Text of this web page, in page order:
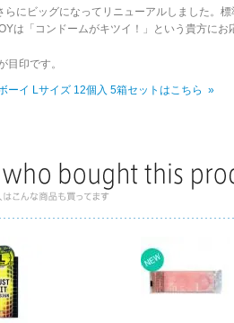
らにビッグになってリニューアルしました。
は「コンドームがキツイ！」という貴方にお
目印です。
ーイ Lサイズ 12個入 5箱セットはこちら »